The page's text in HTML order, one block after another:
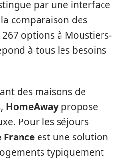
par une interface
comparaison des
options à Moustiers-
à tous les besoins
des maisons de
HomeAway propose
Pour les séjours
France est une solution
typiquement